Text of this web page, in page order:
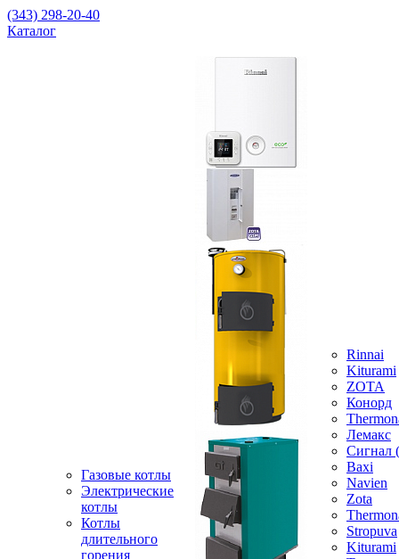
(343) 298-20-40
Каталог
Газовые котлы
Электрические
котлы
Котлы
длительного
горения
Rinnai
Kiturami
ZOTA
Конорд
Лемакс
Baxi
Navien
Zota
Stropuva
Kiturami